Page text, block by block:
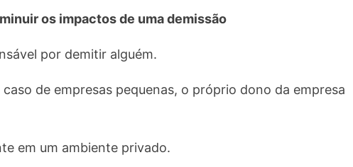
os impactos de uma demissão
por demitir alguém.
de empresas pequenas, o próprio dono da empresa
em um ambiente privado.